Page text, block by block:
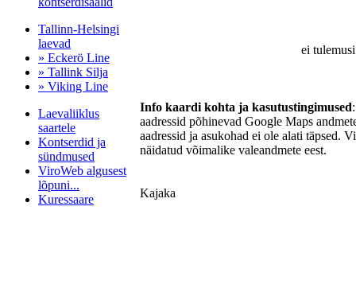
Tallinn-Helsingi
laevad
» Eckerö Line
» Tallink Silja
» Viking Line
Laevaliiklus
saartele
Kontserdid ja
sündmused
ViroWeb algusest
lõpuni...
Kuressaare
ei
Info kaardi kohta ja kasutustingimused
aadressid põhinevad Google Maps
aadressid ja asukohad ei ole alati täpsed.
näidatud võimalike valeandmete eest.
Kajaka